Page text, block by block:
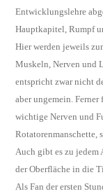
Entwicklungslehre
Hauptkapitel, Rumpf
Hier werden jeweils
Muskeln, Nerven und
entspricht zwar nicht
aber ungemein.
wichtige Nerven und
Rotatorenmanschette,
Auch gibt es zu jedem
der Oberfläche in die
Als Fan der ersten